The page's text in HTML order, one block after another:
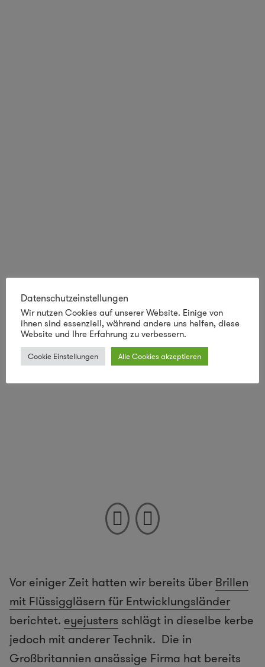
Vor einiger Zeit hatten wir bereits über Brillen
mit Flüssiggläsern für Entwicklungsländer
berichtet. eyejusters schlägt in dieselbe kerbe
jedoch mit anderer Technik. Die in
Großbritannien ansässige Firma hat bereits
Datenschutzeinstellungen
Wir nutzen Cookies auf unserer Website. Einige von
ihnen sind essenziell, während andere uns helfen, diese
Website und Ihre Erfahrung zu verbessern.
Cookie Einstellungen Alle Cookies akzeptieren